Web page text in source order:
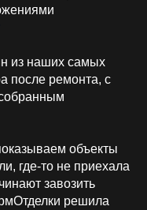
из наших самых
после ремонта, с
объекты
где-то не приехала
завозить
решила